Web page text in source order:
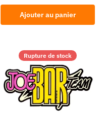
Ajouter au panier
Rupture de stock